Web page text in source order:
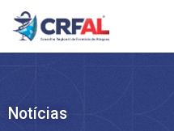
Ir
para
Notícias